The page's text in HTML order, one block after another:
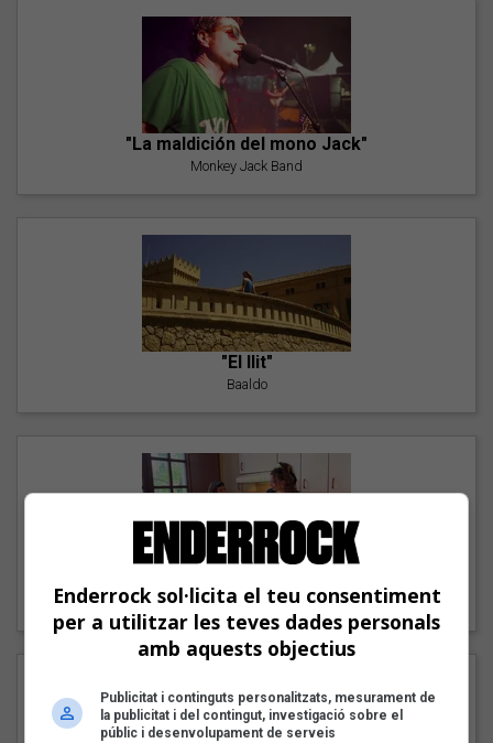
"La maldición del mono Jack"
Monkey Jack Band
"El llit"
Baaldo
Carmen y María
Enderrock sol·licita el teu consentiment
per a utilitzar les teves dades personals
amb aquests objectius
Publicitat i continguts personalitzats, mesurament de
la publicitat i del contingut, investigació sobre el
públic i desenvolupament de serveis